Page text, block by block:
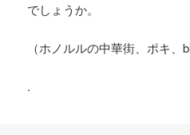
でしょうか。
（ホノルルの中華街、ポキ、
.